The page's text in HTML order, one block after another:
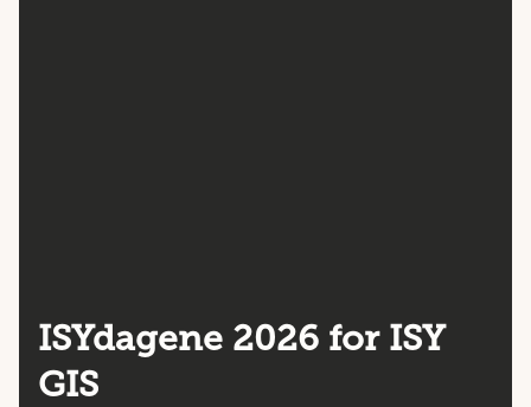
ISYdagene 2026 for ISY
GIS